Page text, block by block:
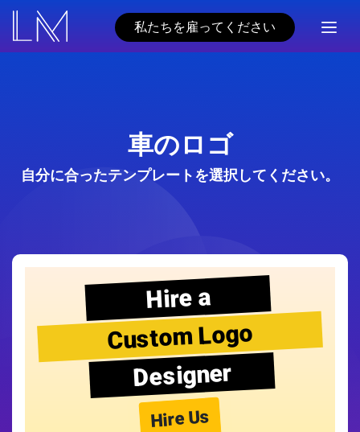
私たちを雇ってください
車のロゴ
自分に合ったテンプレートを選択してください。
Hire a
Custom Logo
Designer
Hire Us